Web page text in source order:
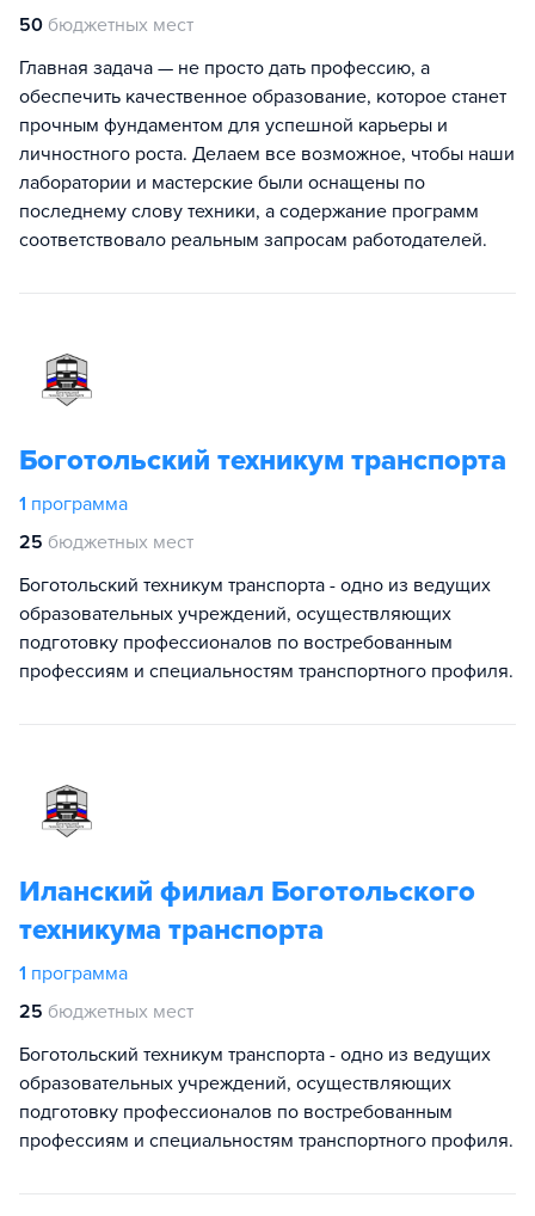
50 бюджетных мест
Главная задача — не просто дать профессию, а
обеспечить качественное образование, которое станет
прочным фундаментом для успешной карьеры и
личностного роста. Делаем все возможное, чтобы наши
лаборатории и мастерские были оснащены по
последнему слову техники, а содержание программ
соответствовало реальным запросам работодателей.
Боготольский техникум транспорта
1 программа
25 бюджетных мест
Боготольский техникум транспорта - одно из ведущих
образовательных учреждений, осуществляющих
подготовку профессионалов по востребованным
профессиям и специальностям транспортного профиля.
Иланский филиал Боготольского
техникума транспорта
1 программа
25 бюджетных мест
Боготольский техникум транспорта - одно из ведущих
образовательных учреждений, осуществляющих
подготовку профессионалов по востребованным
профессиям и специальностям транспортного профиля.